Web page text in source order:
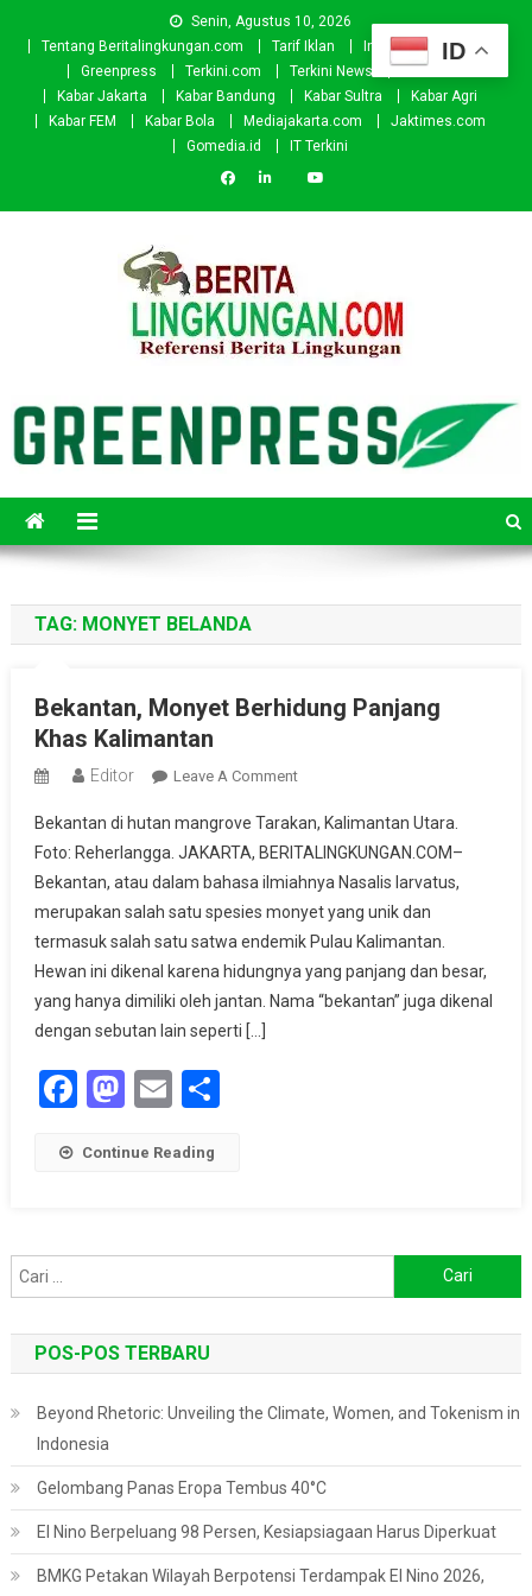
Senin, Agustus 10, 2026
Tentang Beritalingkungan.com
Tarif Iklan Investor
Donasi
Greenpress
Terkini.com Terkini News
Kabar.id
Kabar Jakarta
Kabar Bandung Kabar Sultra
Kabar Agri
Kabar FEM
Kabar Bola Mediajakarta.com
Jaktimes.com
Gomedia.id
IT Terkini
TAG: MONYET BELANDA
Bekantan, Monyet Berhidung Panjang
Khas Kalimantan
Editor Leave A CommentOn
Monyet
Berhidung
Panjang
Khas
Kalimantan
Bekantan di hutan mangrove Tarakan, Kalimantan Utara.
Foto: Reherlangga. JAKARTA, BERITALINGKUNGAN.COM–
Bekantan, atau dalam bahasa ilmiahnya Nasalis larvatus,
merupakan salah satu spesies monyet yang unik dan
termasuk salah satu satwa endemik Pulau Kalimantan.
Hewan ini dikenal karena hidungnya yang panjang dan besar,
yang hanya dimiliki oleh jantan. Nama “bekantan” juga dikenal
dengan sebutan lain seperti […]
Facebook
Mastodon
EmailShare
Continue Reading
untuk:
POS-POS TERBARU
Beyond Rhetoric: Unveiling the Climate, Women, and Tokenism in
Indonesia
Gelombang Panas Eropa Tembus 40°C
El Nino Berpeluang 98 Persen, Kesiapsiagaan Harus Diperkuat
BMKG Petakan Wilayah Berpotensi Terdampak El Nino 2026,
ID